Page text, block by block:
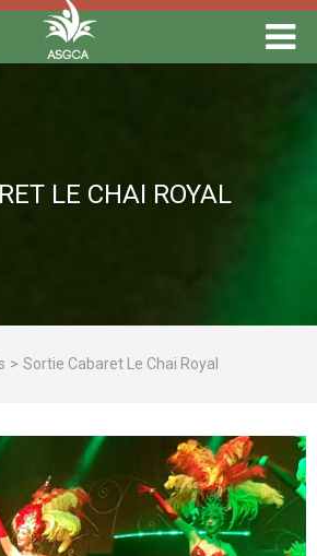
LE CHAI ROYAL
Sortie Cabaret Le Chai Royal